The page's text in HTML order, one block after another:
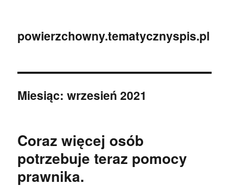
powierzchowny.tematycznyspis.pl
Miesiąc:wrzesień 2021
Coraz więcej osób
potrzebuje teraz pomocy
prawnika.